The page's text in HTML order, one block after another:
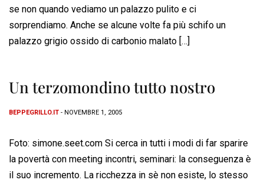
se non quando vediamo un palazzo pulito e ci
sorprendiamo. Anche se alcune volte fa più schifo un
palazzo grigio ossido di carbonio malato […]
Un terzomondino tutto nostro
BEPPEGRILLO.IT - NOVEMBRE 1, 2005
Foto: simone.seet.com Si cerca in tutti i modi di far sparire
la povertà con meeting incontri, seminari: la conseguenza è
il suo incremento. La ricchezza in sè non esiste, lo stesso